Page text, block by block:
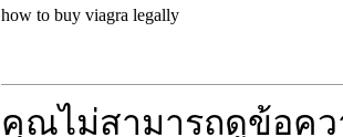
how to buy viagra legally
คุณไม่สามารถดูข้อค